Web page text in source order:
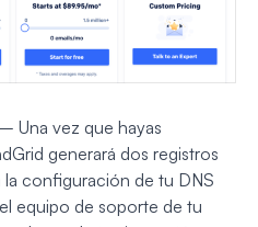
– Una vez que hayas
generará dos registros
la configuración de tu DNS
equipo de soporte de tu